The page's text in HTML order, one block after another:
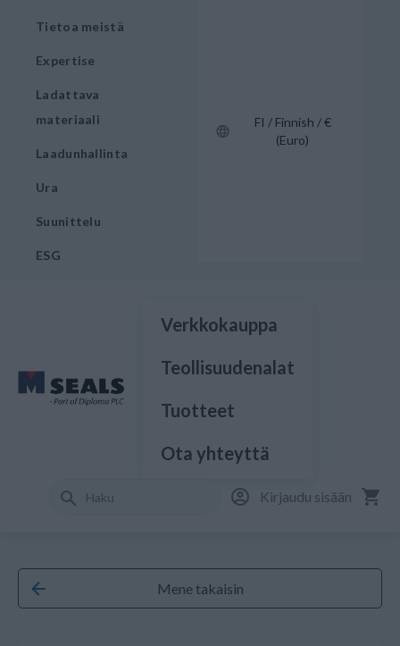
Tietoa meistä
Expertise
Ladattava
materiaali
Laadunhallinta
Ura
Suunittelu
ESG
FI / Finnish / €
(Euro)
Verkkokauppa
Teollisuudenalat
Tuotteet
Ota yhteyttä
Kirjaudu sisään
Mene takaisin